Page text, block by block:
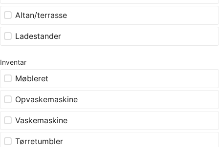
Altan/terrasse
Ladestander
Inventar
Møbleret
Opvaskemaskine
Vaskemaskine
Tørretumbler